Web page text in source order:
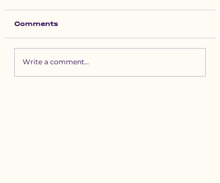
Comments
Write a comment...